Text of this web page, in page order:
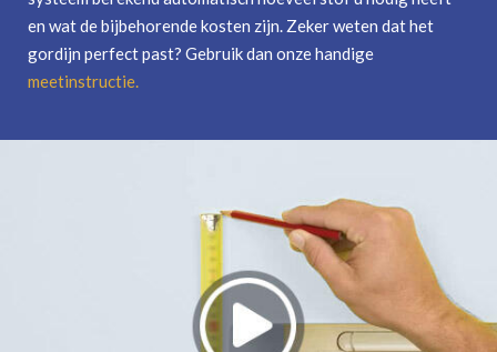
en wat de bijbehorende kosten zijn. Zeker weten dat het
gordijn perfect past? Gebruik dan onze handige
meetinstructie.